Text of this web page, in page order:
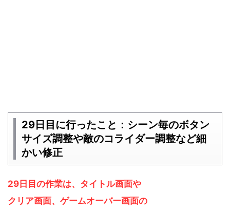
29日目に行ったこと：シーン毎のボタン
サイズ調整や敵のコライダー調整など細
かい修正
29日目の作業は、タイトル画面や
クリア画面、ゲームオーバー画面の